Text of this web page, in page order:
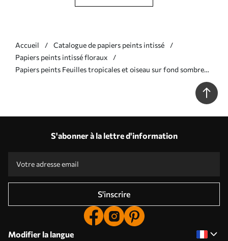
Accueil
Catalogue de papiers peints intissé
Papiers peints intissé floraux
Papiers peints Feuilles tropicales et oiseau sur fond sombre
S'abonner à la lettre d'information
S'inscrire
Modifier la langue